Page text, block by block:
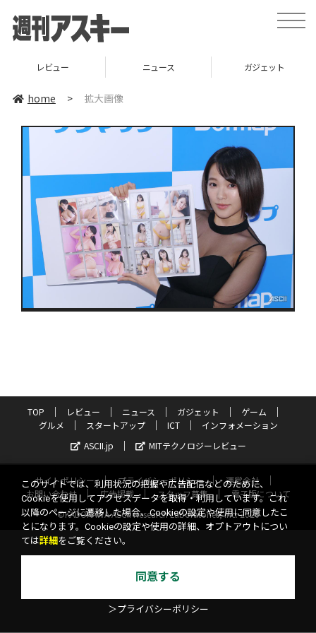
toggle
レビュー ニュース ガジェット
home > 拡大画像
TOP レビュー ニュース ガジェット
ゲーム
グルメ
スタートアップ ICT
インフォメーション
ASCII.jp
MITテクノロジーレビュー
サイトポリシー プライバシーポリシー
運営会社
お問い合わせ
広告掲載 スタッフ募集
電子版について
©KADOKAWA ASCII Research Laboratories, Inc. 2026
このサイトでは、利用状況の把握や広告配信などのために、
Cookieを使用してアクセスデータを取得・利用しています。これ
以降のページに遷移した場合、Cookieの設定や使用に同意したこ
とになります。Cookieの設定や使用の詳細、オプトアウトについ
ては詳細 をご覧ください。
同意する
＞プライバシーポリシー